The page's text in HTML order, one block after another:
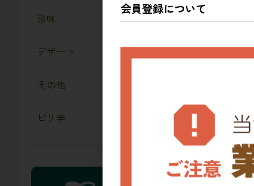
珍味
デザート
その他
ピリ辛
会員登録について